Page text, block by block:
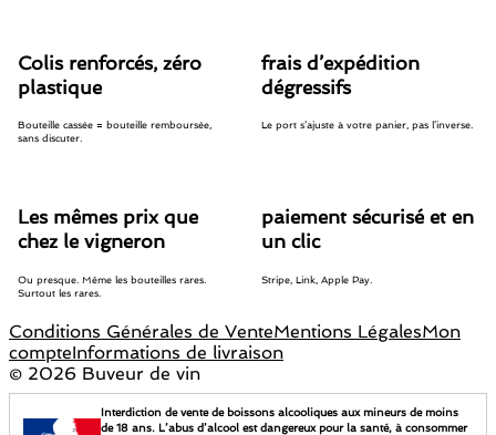
Colis renforcés, zéro
plastique
Bouteille cassée = bouteille remboursée,
sans discuter.
frais d’expédition
dégressifs
Le port s’ajuste à votre panier, pas l’inverse.
Les mêmes prix que
chez le vigneron
Ou presque. Même les bouteilles rares.
Surtout les rares.
paiement sécurisé et en
un clic
Stripe, Link, Apple Pay.
Conditions Générales de VenteMentions LégalesMon
compteInformations de livraison
© 2026 Buveur de vin
Interdiction de vente de boissons alcooliques aux mineurs de moins
de 18 ans. L’abus d’alcool est dangereux pour la santé, à consommer